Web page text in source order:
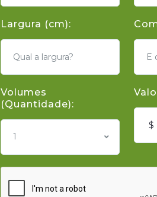
Largura (cm):
Volumes
(Quantidade):
1